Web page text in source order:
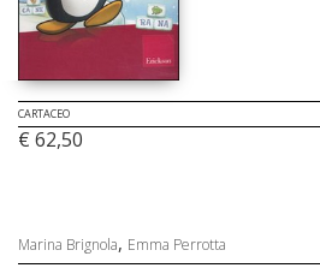
CARTACEO
€ 62,50
Marina Brignola, Emma Perrotta